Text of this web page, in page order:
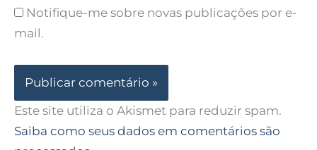
Notifique-me sobre novas publicações por e-
mail.
Este site utiliza o Akismet para reduzir spam.
Saiba como seus dados em comentários são